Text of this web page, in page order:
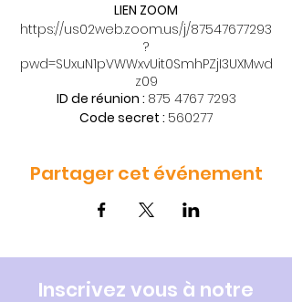
LIEN ZOOM
https://us02web.zoom.us/j/87547677293
?
pwd=SUxuN1pVWWxvUit0SmhPZjI3UXMwd
z09
ID de réunion : 875 4767 7293
Code secret : 560277
Partager cet événement
Inscrivez vous à notre